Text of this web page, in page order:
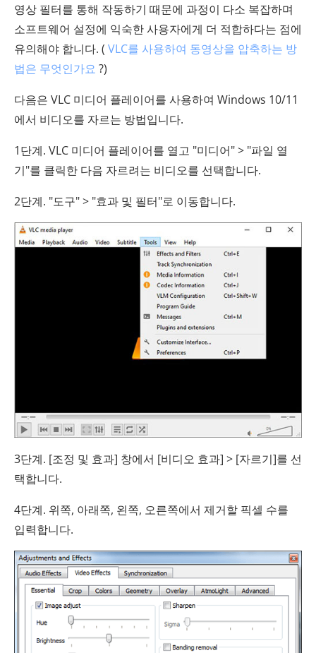
영상 필터를 통해 작동하기 때문에 과정이 다소 복잡하며
소프트웨어 설정에 익숙한 사용자에게 더 적합하다는 점에
유의해야 합니다. ( VLC를 사용하여 동영상을 압축하는 방
법은 무엇인가요 ?)
다음은 VLC 미디어 플레이어를 사용하여 Windows 10/11
에서 비디오를 자르는 방법입니다.
1단계. VLC 미디어 플레이어를 열고 "미디어" > "파일 열
기"를 클릭한 다음 자르려는 비디오를 선택합니다.
2단계. "도구" > "효과 및 필터"로 이동합니다.
3단계. [조정 및 효과] 창에서 [비디오 효과] > [자르기]를 선
택합니다.
4단계. 위쪽, 아래쪽, 왼쪽, 오른쪽에서 제거할 픽셀 수를
입력합니다.